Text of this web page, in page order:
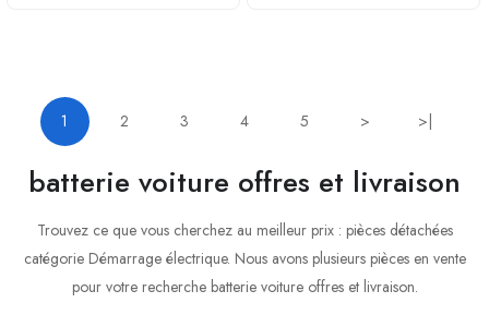
1 2 3 4 5 > >|
batterie voiture offres et livraison
Trouvez ce que vous cherchez au meilleur prix : pièces détachées
catégorie Démarrage électrique. Nous avons plusieurs pièces en vente
pour votre recherche batterie voiture offres et livraison.